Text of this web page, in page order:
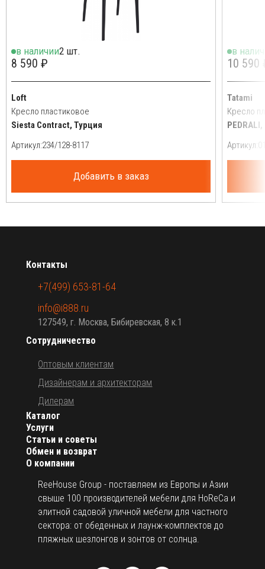
в наличии2 шт.
8 590 ₽
Loft
Кресло пластиковое
Siesta Contract, Турция
Артикул:
Добавить в заказ
в
10 590
Tatami
Кресло
Артикул:
О компании
ReeHouse Group - поставляем из Европы и Азии
свыше 100 производителей мебели для HoReCa и
элитной садовой уличной мебели для частного
сектора: от обеденных и лаунж-комплектов до
пляжных шезлонгов и зонтов от солнца.
Каталог
Услуги
Статьи и советы
Обмен и возврат
Сотрудничество
Оптовым клиентам
Дизайнерам и архитекторам
Дилерам
Контакты
+7(499) 653-81-64
info@i888.ru
127549, г. Москва, Бибиревская, 8 к.1